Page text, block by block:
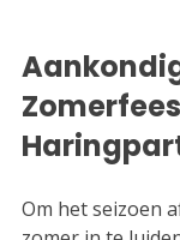
Om het seizoen